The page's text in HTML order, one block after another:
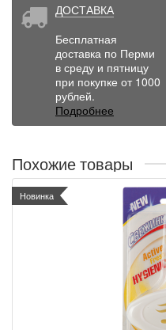
ДОСТАВКА
Бесплатная
доставка по Перми
в среду и пятницу
при покупке от 1000
рублей.
Подробнее
Похожие товары
Новинка